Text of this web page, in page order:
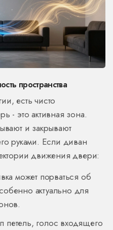
пространства
есть чисто
- это активная зона.
и закрывают
руками. Если диван
движения двери:
может порваться об
актуально для
петель, голос входящего